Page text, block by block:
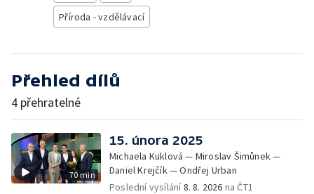
Příroda - vzdělávací
Přehled dílů
4 přehratelné
70 min
15. února 2025
Michaela Kuklová — Miroslav Šimůnek —
Daniel Krejčík — Ondřej Urban
Poslední vysílání8. 8. 2026 na ČT1